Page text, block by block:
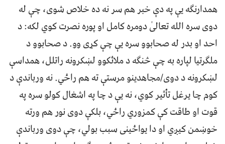
همدارنګه یې په دې خبر هم سر نه ده خلاص شوی، چې له
دوی سره الله تعالیٰ دومره کامل او پوره نصرت کوي لکه: د
احد او بدر له صحابوو سره یې چې کړی وو. د صحابوو د
ملګرتیا لپاره به چې څنګه د ملائکوو لښکرونه راتلل، همداسې
لښکرونه د دوی/مجاهدینو مرستې ته هم راځي. نه ورباندې د
کوم چا یرغل تأثیر کوي، نه یې د چا په اشغال کولو سره په
قوت او طاقت کې کمزوري راځي، بلکې دوی نور هم ورته
خوښمن کیږي او دا یواځینی سبب بولي، چې دوی ورباندې